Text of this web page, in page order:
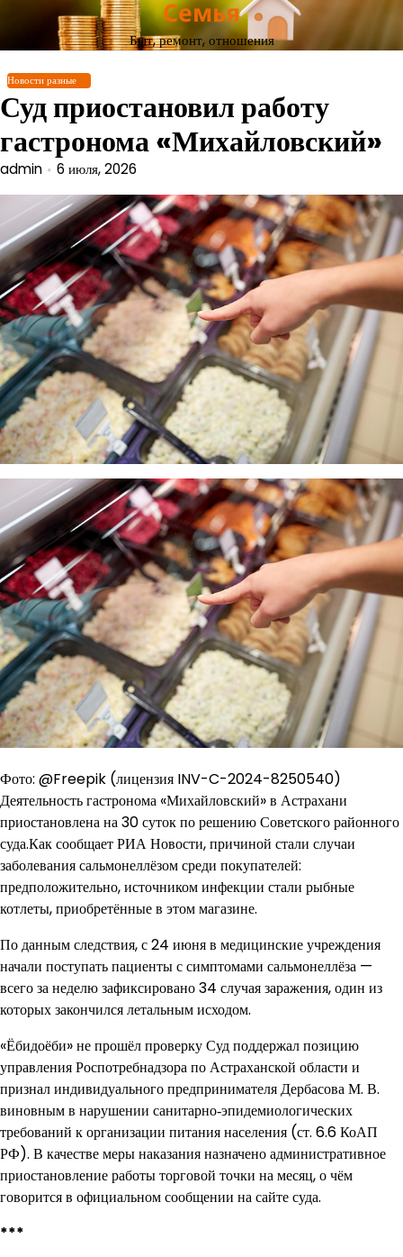
Перейти
содержимому
Семья
Быт, ремонт, отношения
Новости разные
Суд приостановил работу
гастронома «Михайловский»
admin 6 июля, 2026
Фото: @Freepik (лицензия INV-C-2024-8250540)
Деятельность гастронома «Михайловский» в Астрахани
приостановлена на 30 суток по решению Советского районного
суда.Как сообщает РИА Новости, причиной стали случаи
заболевания сальмонеллёзом среди покупателей:
предположительно, источником инфекции стали рыбные
котлеты, приобретённые в этом магазине.
По данным следствия, с 24 июня в медицинские учреждения
начали поступать пациенты с симптомами сальмонеллёза —
всего за неделю зафиксировано 34 случая заражения, один из
которых закончился летальным исходом.
«Ёбидоёби» не прошёл проверку Суд поддержал позицию
управления Роспотребнадзора по Астраханской области и
признал индивидуального предпринимателя Дербасова М. В.
виновным в нарушении санитарно‑эпидемиологических
требований к организации питания населения (ст. 6.6 КоАП
РФ). В качестве меры наказания назначено административное
приостановление работы торговой точки на месяц, о чём
говорится в официальном сообщении на сайте суда.
***